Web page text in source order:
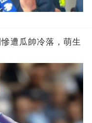
遭瓜帥冷落，萌生